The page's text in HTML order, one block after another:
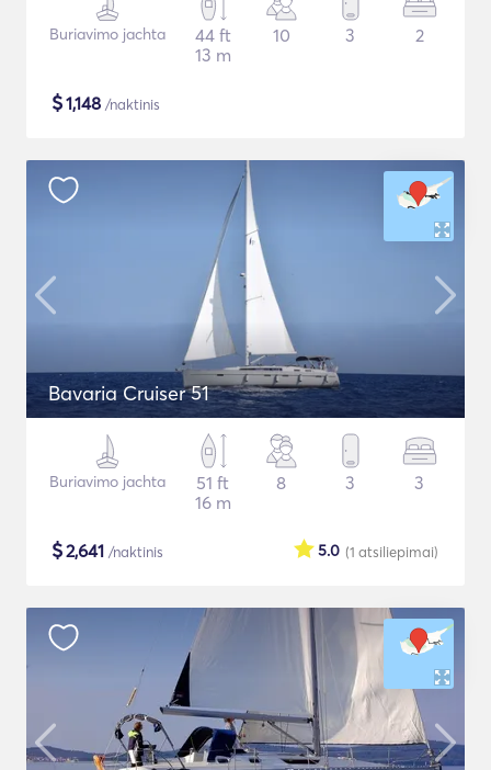
Buriavimo jachta
44 ft
13 m
10 3 2
$1,148 /naktinis
Bavaria Cruiser 51
Buriavimo jachta
51 ft
16 m
8 3 3
$2,641 /naktinis (1 atsiliepimai)
5.0